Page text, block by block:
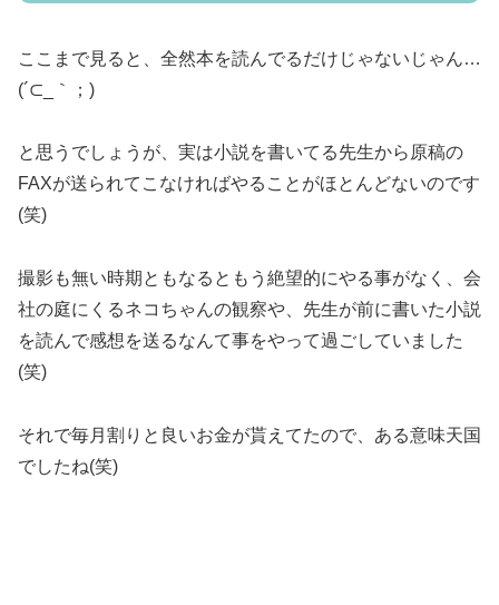
ここまで見ると、全然本を読んでるだけじゃないじゃん…
(´⊂_｀；)
と思うでしょうが、実は小説を書いてる先生から原稿の
FAXが送られてこなければやることがほとんどないのです
(笑)
撮影も無い時期ともなるともう絶望的にやる事がなく、会
社の庭にくるネコちゃんの観察や、先生が前に書いた小説
を読んで感想を送るなんて事をやって過ごしていました
(笑)
それで毎月割りと良いお金が貰えてたので、ある意味天国
でしたね(笑)